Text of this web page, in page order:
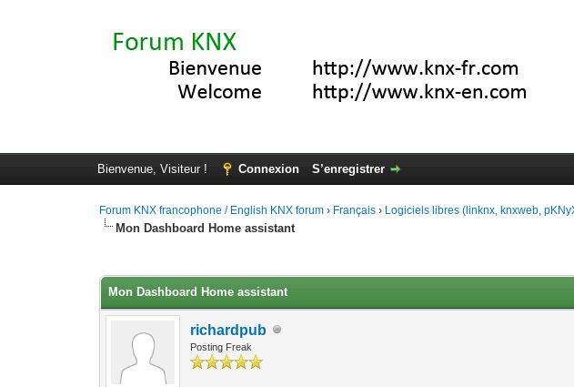
Bienvenue, Visiteur ! Connexion S’enregistrer
Forum KNX francophone / English KNX forum › Français › Logiciels libres (linknx, knxweb,
Mon Dashboard Home assistant
Mon Dashboard Home assistant
richardpub
Posting Freak